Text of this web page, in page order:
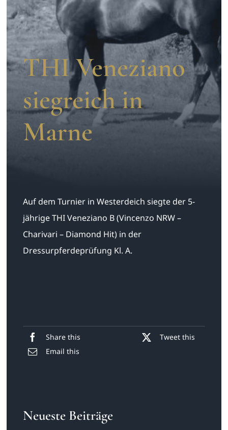
Aufzucht
TeamTHI Veneziano
siegreich in
Marne
Auf dem Turnier in Westerdeich siegte der 5-
jährige THI Veneziano B (Vincenzo NRW –
Charivari – Diamond Hit) in der
Dressurpferdeprüfung Kl. A.
Share this
Tweet this
Email this
Neueste Beiträge